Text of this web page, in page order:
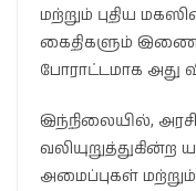
மற்றும் புதிய
கைதிகளும்
போராட்டமாக அது
இந்நிலையில்,
அமைப்புகள்